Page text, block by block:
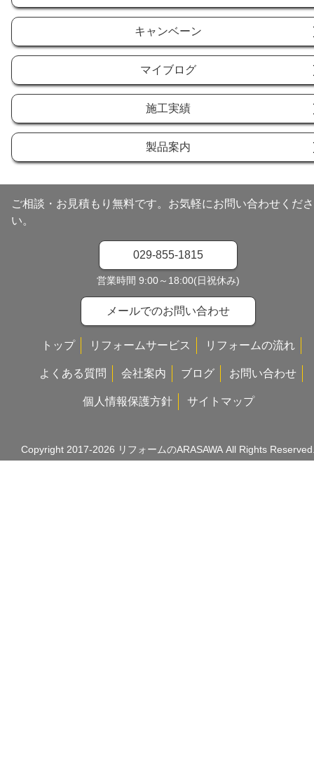
キャンベーン
マイブログ
施工実績
製品案内
ご相談・お見積もり無料です。お気軽にお問い合わせくださ
い。
029-855-1815
営業時間 9:00～18:00(日祝休み)
メールでのお問い合わせ
トップ リフォームサービス リフォームの流れ
よくある質問 会社案内 ブログ お問い合わせ
個人情報保護方針 サイトマップ
Copyright 2017-2026 リフォームのARASAWA All Rights